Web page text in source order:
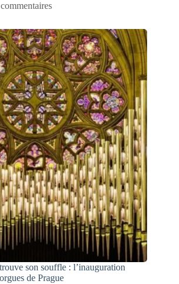
son souffle : l’inauguration
de Prague